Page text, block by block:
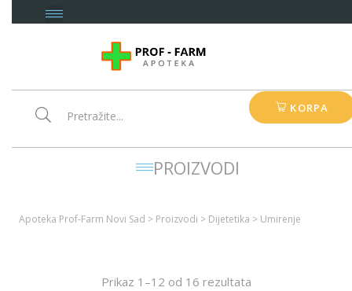
KORPA
PROIZVODI
Apoteka Prof-Farm Novi Sad > Proizvodi > Dijetetika > Umirenje
Prikaz 1–12 od 16 rezultata